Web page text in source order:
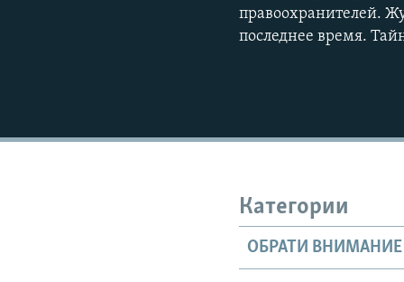
правоохранителей.
последнее время.
Категории
ОБРАТИ ВНИМАНИЕ